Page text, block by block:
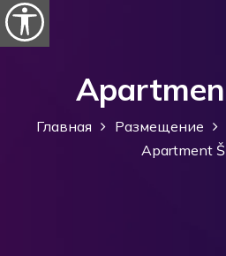
Откройте параметры доступности
Главная Размещение
Apartment